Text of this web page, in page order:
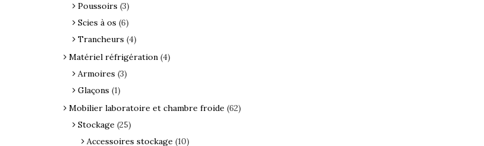
Poussoirs (3)
Scies à os (6)
Trancheurs (4)
Matériel réfrigération (4)
Armoires (3)
Glaçons (1)
Mobilier laboratoire et chambre froide (62)
Stockage (25)
Accessoires stockage (10)